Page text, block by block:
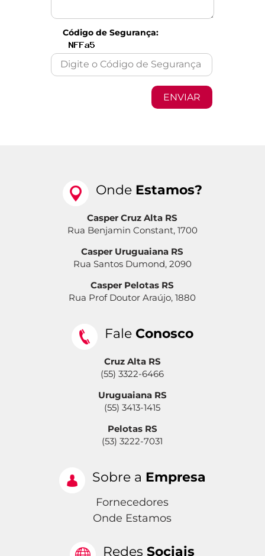
Código de Segurança:
Onde Estamos?
Casper Cruz Alta RS
Rua Benjamin Constant, 1700
Casper Uruguaiana RS
Rua Santos Dumond, 2090
Casper Pelotas RS
Rua Prof Doutor Araújo, 1880
Fale Conosco
Cruz Alta RS
(55) 3322-6466
Uruguaiana RS
(55) 3413-1415
Pelotas RS
(53) 3222-7031
Sobre a Empresa
Fornecedores
Onde Estamos
RedesSociais